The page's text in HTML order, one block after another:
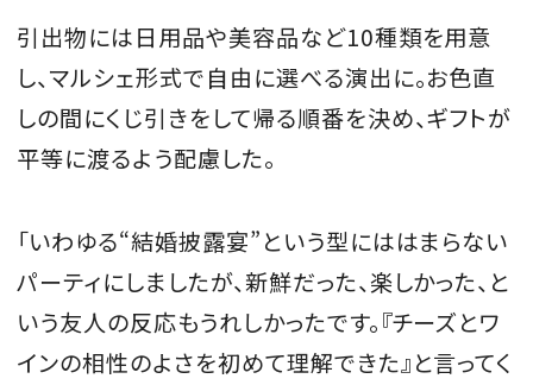
引出物には日用品や美容品など10種類を用意
し、マルシェ形式で自由に選べる演出に。お色直
しの間にくじ引きをして帰る順番を決め、ギフトが
平等に渡るよう配慮した。
「いわゆる“結婚披露宴”という型にははまらない
パーティにしましたが、新鮮だった、楽しかった、と
いう友人の反応もうれしかったです。『チーズとワ
インの相性のよさを初めて理解できた』と言ってく